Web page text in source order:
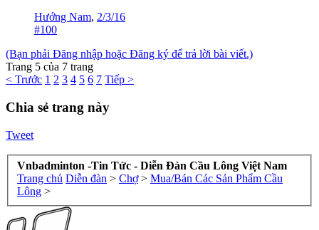
Hướng Nam, 2/3/16
#100
(Bạn phải Đăng nhập hoặc Đăng ký để trả lời bài viết.)
Trang 5 của 7 trang
< Trước 1 2 3 4 5 6 7 Tiếp >
Chia sẻ trang này
Tweet
Vnbadminton -Tin Tức - Diễn Đàn Cầu Lông Việt Nam
Trang chủ Diễn đàn > Chợ > Mua/Bán Các Sản Phẩm Cầu
Lông >